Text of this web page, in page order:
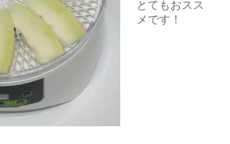
とてもおスス
メです！